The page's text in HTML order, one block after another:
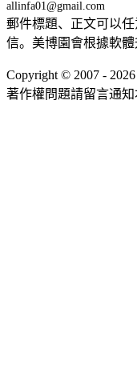
allinfa01@gmail.com
郵件標題、正文可以
信。美博園會根據軟體
Copyright © 2007 -
著作權問題請留言通